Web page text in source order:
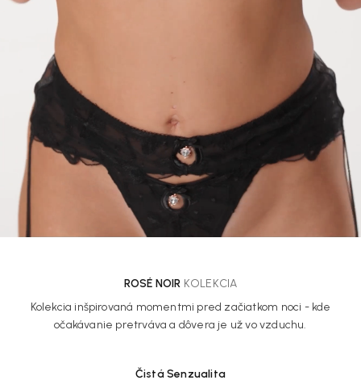
ROSÉ NOIR KOLEKCIA
Kolekcia inšpirovaná momentmi pred začiatkom noci - kde
očakávanie pretrváva a dôvera je už vo vzduchu.
Čistá Senzualita